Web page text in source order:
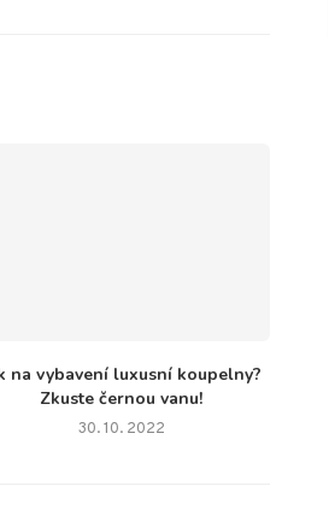
na vybavení luxusní koupelny?
Zkuste černou vanu!
30. 10. 2022